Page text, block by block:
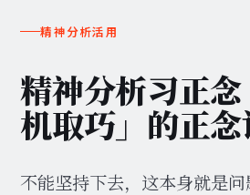
精神分析活用
精神分析习正
机取巧」的正
不能坚持下去，这本身就是问